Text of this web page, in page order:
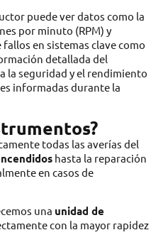
puede ver datos como la
por minuto (RPM) y
en sistemas clave como
detallada del
la seguridad y el rendimiento
informadas durante la
todas las averías del
hasta la reparación
en casos de
una unidad de
con la mayor rapidez